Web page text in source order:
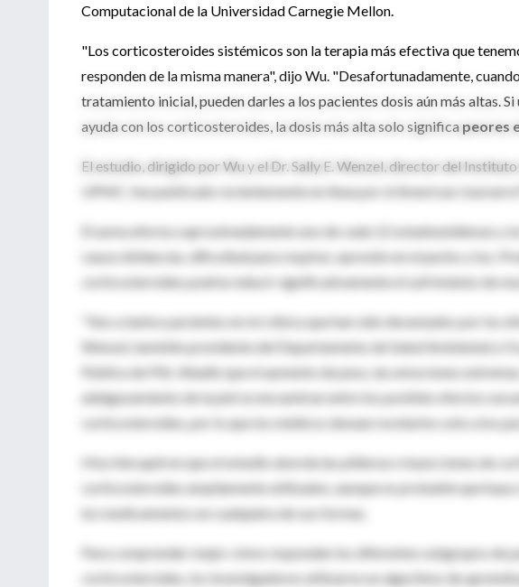
Computacional de la Universidad Carnegie Mellon.
"Los corticosteroides sistémicos son la terapia más efectiva que
responden de la misma manera", dijo Wu. "Desafortunadamente,
tratamiento inicial, pueden darles a los pacientes dosis aún más altas.
ayuda con los corticosteroides, la dosis más alta solo significa peores
El estudio, dirigido por Wu y el Dr. Sally E. Wenzel, director del
UPMC, fue publicado recientemente en línea por el American Journal
El asma afecta a aproximadamente uno de cada 12 estadounidenses y
causa sibilancias, dificultad para respirar, opresión en el pecho y tos.
corticosteroides podría reducir significativamente el sufrimiento de
"Veo a tantos pacientes en mi clínica que han sido devastados por los
Wenzel, también presidente del Departamento de Salud Ambiental y
Pública de Pitt. Añadió que el aumento de peso, las emociones
adelgazamiento de la piel se encuentran entre los posibles efectos
corticosteroides, por lo que los médicos desean recetarlos solo a los
Hizo hincapié en que el estudio aborda las píldoras e inyecciones de
corticosteroides ampliamente utilizados, aunque es probable que haya
los medicamentos en cualquiera de sus formas.
Para comprender mejor cómo responden los diferentes subgrupos de
corticosteroides, los investigadores utilizaron un algoritmo de